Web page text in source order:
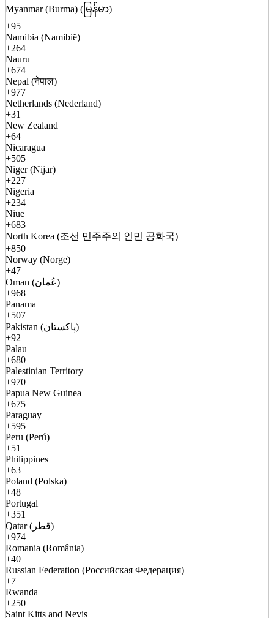
Myanmar (Burma) (မြန်မာ)
+95
Namibia (Namibië)
+264
Nauru
+674
Nepal (नेपाल)
+977
Netherlands (Nederland)
+31
New Zealand
+64
Nicaragua
+505
Niger (Nijar)
+227
Nigeria
+234
Niue
+683
North Korea (조선 민주주의 인민 공화국)
+850
Norway (Norge)
+47
Oman (عُمان)
+968
Panama
+507
Pakistan (پاکستان)
+92
Palau
+680
Palestinian Territory
+970
Papua New Guinea
+675
Paraguay
+595
Peru (Perú)
+51
Philippines
+63
Poland (Polska)
+48
Portugal
+351
Qatar (قطر)
+974
Romania (România)
+40
Russian Federation (Российская Федерация)
+7
Rwanda
+250
Saint Kitts and Nevis